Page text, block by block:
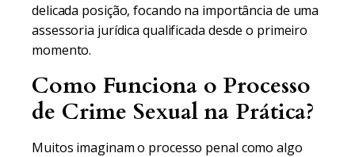
delicada posição, focando na importância de uma
assessoria jurídica qualificada desde o primeiro
momento.
Como Funciona o Processo
de Crime Sexual na Prática?
Muitos imaginam o processo penal como algo